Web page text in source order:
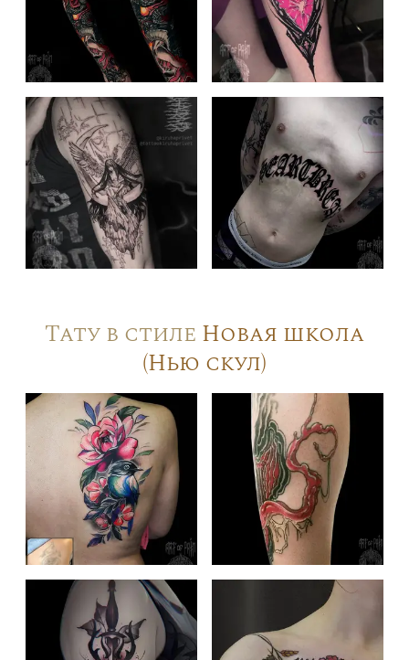
Тату в стиле Новая школа
(Нью скул)